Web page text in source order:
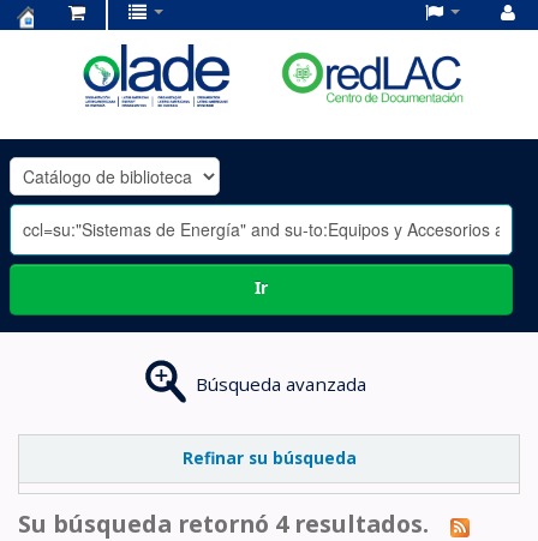
OLADE
-
Ir
Búsqueda avanzada
Refinar su búsqueda
Su búsqueda retornó 4 resultados.